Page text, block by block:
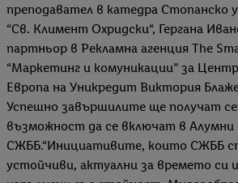
преподавател в катедра Стопанско
“Св. Климент Охридски“, Гергана
партньор в Рекламна агенция The
“Маркетинг и комуникации” за
Европа на Уникредит Виктория
Успешно завършилите ще получат
възможност да се включат в Алумни
СЖББ.“Инициативите, които СЖББ
устойчиви, актуални за времето си